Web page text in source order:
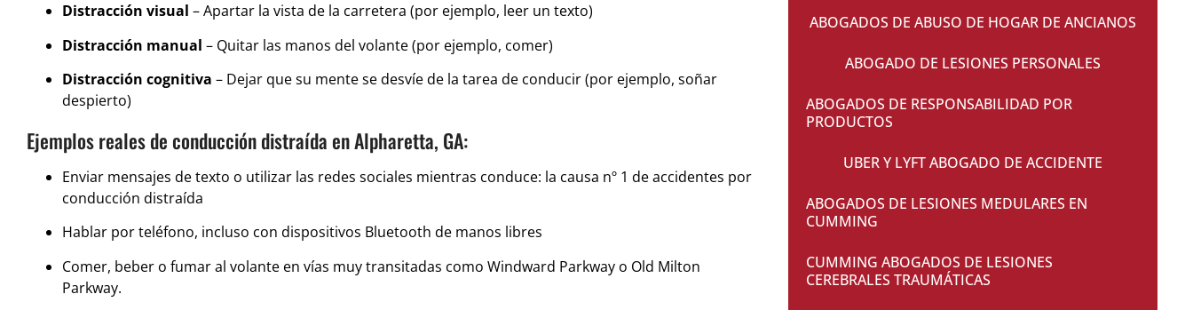
Distracción visual – Apartar la vista de la carretera (por ejemplo, leer un texto)
Distracción manual – Quitar las manos del volante (por ejemplo, comer)
Distracción cognitiva – Dejar que su mente se desvíe de la tarea de conducir (por ejemplo, soñar
despierto)
Ejemplos reales de conducción distraída en Alpharetta, GA:
Enviar mensajes de texto o utilizar las redes sociales mientras conduce: la causa nº 1 de accidentes por
conducción distraída
Hablar por teléfono, incluso con dispositivos Bluetooth de manos libres
Comer, beber o fumar al volante en vías muy transitadas como Windward Parkway o Old Milton
Parkway.
ABOGADOS DE ABUSO DE HOGAR DE ANCIANOS
ABOGADO DE LESIONES PERSONALES
ABOGADOS DE RESPONSABILIDAD POR
PRODUCTOS
UBER Y LYFT ABOGADO DE ACCIDENTE
ABOGADOS DE LESIONES MEDULARES EN
CUMMING
CUMMING ABOGADOS DE LESIONES
CEREBRALES TRAUMÁTICAS